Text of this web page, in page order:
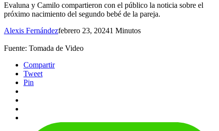
Evaluna y Camilo compartieron con el público la noticia sobre el
próximo nacimiento del segundo bebé de la pareja.
Alexis Fernándezfebrero 23, 20241 Minutos
Fuente: Tomada de Video
Compartir
Tweet
Pin